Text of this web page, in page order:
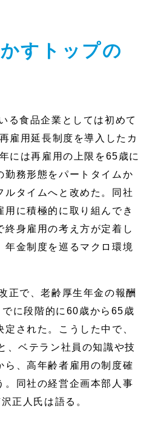
すトップの
る食品企業としては初めて
雇用延長制度を導入したカ
には再雇用の上限を65歳に
勤務形態をパートタイムか
ルタイムへと改めた。同社
用に積極的に取り組んでき
終身雇用の考え方が定着し
年金制度を巡るマクロ環境
正で、老齢厚生年金の報酬
に段階的に60歳から65歳
された。こうした中で、
、ベテラン社員の知識や技
ら、高年齢者雇用の制度確
。同社の経営企画本部人事
正人氏は語る。